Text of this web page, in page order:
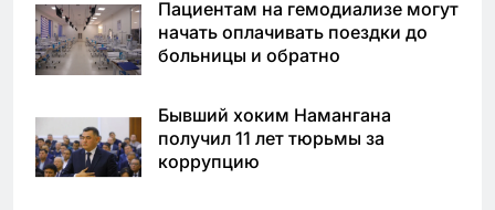
Пациентам на гемодиализе могут
начать оплачивать поездки до
больницы и обратно
Бывший хоким Намангана
получил 11 лет тюрьмы за
коррупцию